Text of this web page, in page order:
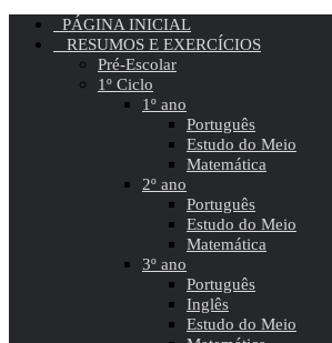
PÁGINA INICIAL
RESUMOS E EXERCÍCIOS
Pré-Escolar
1º Ciclo
1º ano
Português
Estudo do Meio
Matemática
2º ano
Português
Estudo do Meio
Matemática
3º ano
Português
Inglês
Estudo do Meio